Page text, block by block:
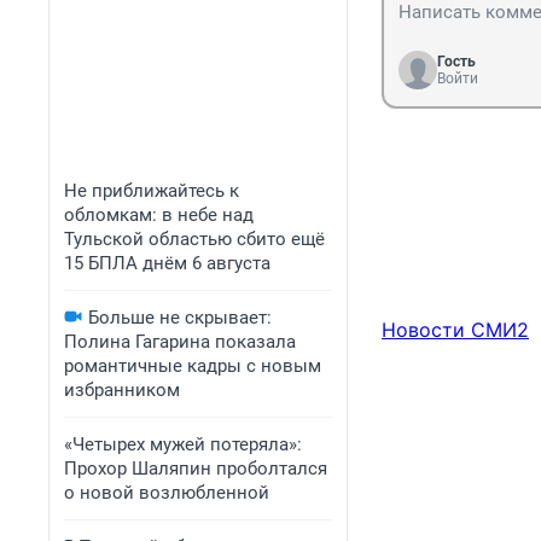
Не приближайтесь к
обломкам: в небе над
Тульской областью сбито ещё
15 БПЛА днём 6 августа
Больше не скрывает:
Полина Гагарина показала
романтичные кадры с новым
избранником
«Четырех мужей потеряла»:
Прохор Шаляпин проболтался
о новой возлюбленной
Гость
Войти
Новости СМИ2